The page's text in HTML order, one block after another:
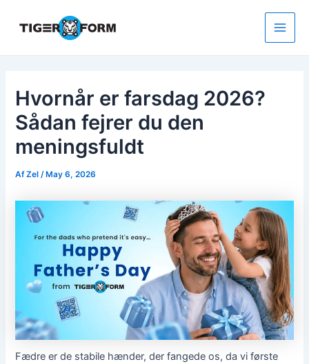
indholdet
Main
Hvornår er farsdag 2026?
Sådan fejrer du den
meningsfuldt
AfZel/ May 6, 2026
Fædre er de stabile hænder, der fangede os, da vi første